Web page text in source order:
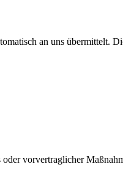
an uns übermittelt.
vorvertraglicher